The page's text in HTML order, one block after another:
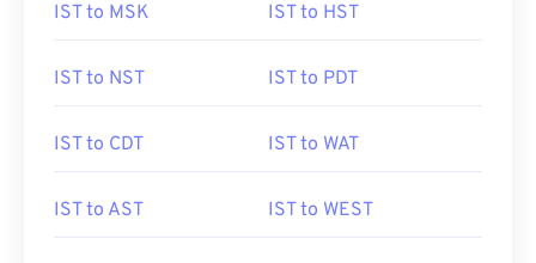
IST to MSK IST to HST
IST to NST IST to PDT
IST to CDT IST to WAT
IST to AST IST to WEST